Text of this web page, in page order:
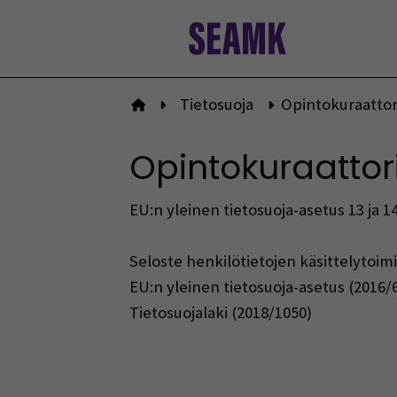
Etusivulle
Tietosuoja
EU:n yleinen tietosuoja-asetus 13 ja
Seloste henkilötietojen
EU:n yleinen tietosuoja-asetus (2016/
Tietosuojalaki (2018/1050)